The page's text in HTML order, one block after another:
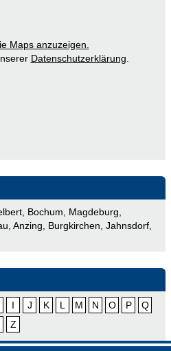
Maps anzuzeigen.
Datenschutzerklärung
Bochum Magdeburg
Anzing Burgkirchen Jahnsdorf
I J K L M N O P
Q
Z